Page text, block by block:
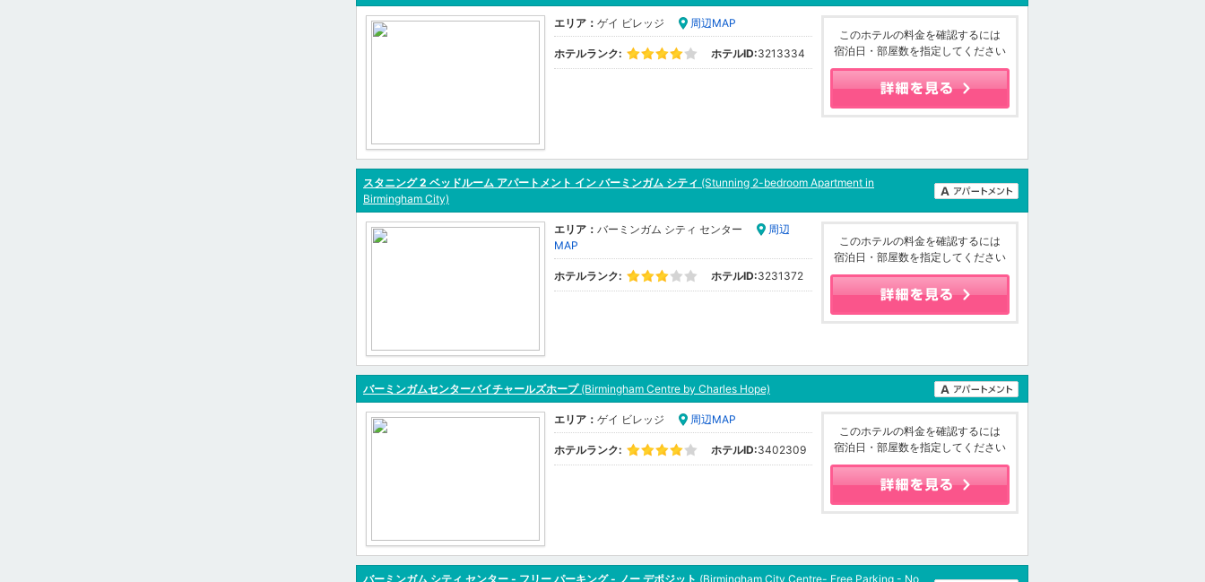
エリア： ゲイ ビレッジ 周辺MAP
ホテルランク: ホテルID:3213334
このホテルの料金を確認するには
宿泊日・部屋数を指定してください
スタニング 2 ベッドルーム アパートメント イン バーミンガム シティ (Stunning 2-bedroom Apartment in
Birmingham City)
エリア： バーミンガム シティ センター
周辺
MAP
ホテルランク: ホテルID:3231372
このホテルの料金を確認するには
宿泊日・部屋数を指定してください
バーミンガムセンターバイチャールズホープ(Birmingham Centre by Charles Hope)
エリア： ゲイ ビレッジ 周辺MAP
ホテルランク: ホテルID:3402309
このホテルの料金を確認するには
宿泊日・部屋数を指定してください
バーミンガム シティ センター - フリー パーキング - ノー デポジット (Birmingham City Centre- Free Parking - No